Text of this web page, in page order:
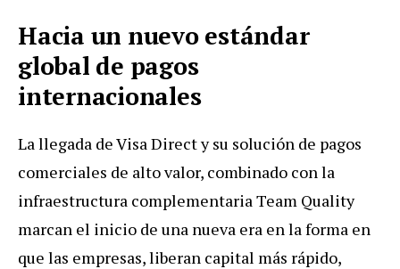
Hacia un nuevo estándar
global de pagos
internacionales
La llegada de Visa Direct y su solución de pagos
comerciales de alto valor, combinado con la
infraestructura complementaria Team Quality
marcan el inicio de una nueva era en la forma en
que las empresas, liberan capital más rápido,